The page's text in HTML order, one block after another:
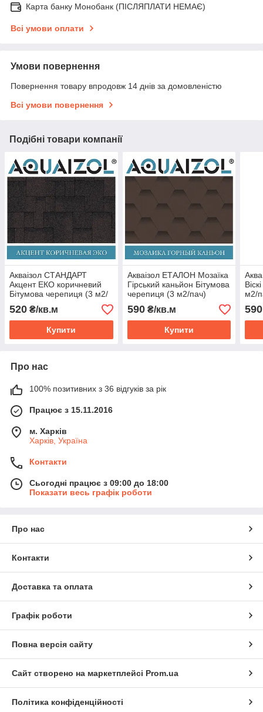
Карта банку Монобанк (ПІСЛЯПЛАТИ НЕМАЄ)
Всі умови оплати
Умови повернення
Повернення товару впродовж 14 днів за домовленістю
Всі умови повернення
Подібні товари компанії
Акваізол СТАНДАРТ
Акцент ЕКО коричневий
Бітумова черепиця (3 м2/
пач) (тільки Харків)
520 ₴/кв.м
Купити
Акваізол ЕТАЛОН Мозаїка
Гірський каньйон Бітумова
черепиця (3 м2/пач)
(тільки Харків)
590₴/кв.м
Купити
м2/
590
Про нас
100% позитивних з 36 відгуків за рік
Працює з 15.11.2016
м. Харків
Харків, Україна
Контакти
Сьогодні працює з 09:00 до 18:00
Показати весь графік роботи
Про нас
Контакти
Доставка та оплата
Графік роботи
Повна версія сайту
Сайт створено на маркетплейсі Prom.ua
Політика конфіденційності